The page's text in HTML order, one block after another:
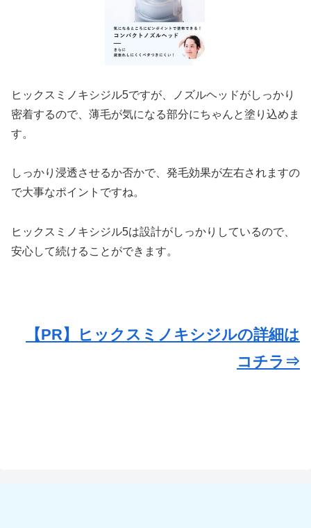
ヒックスミノキシジル5ですが、ノズルヘッドがしっかり
密着するので、薄毛が気になる部分にちゃんと塗り込めま
す。
しっかり浸透させるか否かで、発毛効果が左右されますの
で大事なポイントですね。
ヒックスミノキシジル5は設計がしっかりしているので、
安心して続けることができます。
【PR】ヒックスミノキシジルの詳細は
コチラ⇒